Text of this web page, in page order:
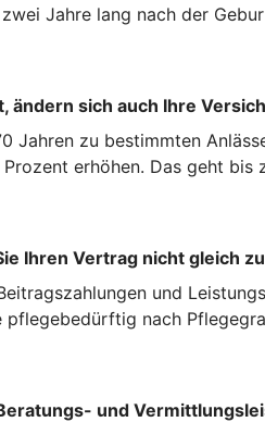
Jahre lang nach der
ändern sich auch Ihre
Jahren zu bestimmten
erhöhen. Das geht
Ihren Vertrag nicht gleich
und
nach
und